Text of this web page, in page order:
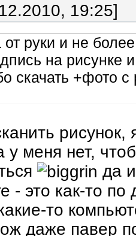
19:25]
от руки и не
на рисунке
скачать +фото
у меня нет,
да
- это как-то по
то
даже павер